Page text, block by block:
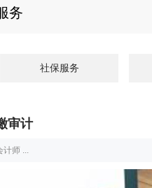
务
社保服务
审计
计师 ...